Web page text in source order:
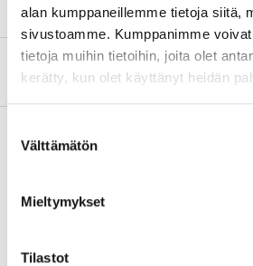
alan kumppaneillemme tietoja siitä,
sivustoamme. Kumppanimme
tietoja muihin tietoihin, joita olet
kerätty, kun olet käyttänyt heidän
valinta
Välttämätön
Mieltymykset
Tilastot
About the manufacturer
Pay & Collect in your local store